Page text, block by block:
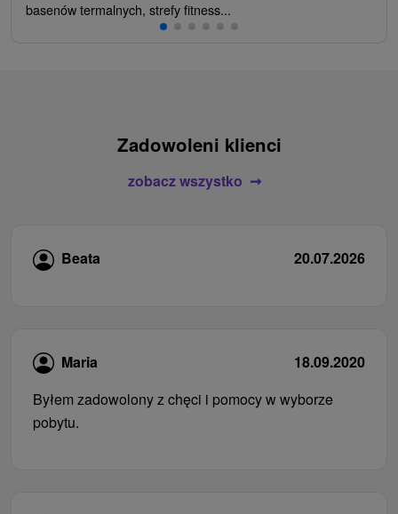
basenów termalnych, strefy fitness...
Zadowoleni klienci
zobacz wszystko
Beata 20.07.2026
Maria
18.09.2020
Byłem zadowolony z chęci i pomocy w wyborze
pobytu.